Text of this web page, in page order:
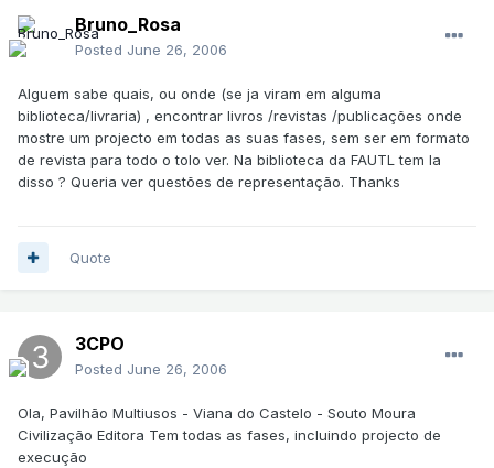
Bruno_Rosa
Posted June 26, 2006
Alguem sabe quais, ou onde (se ja viram em alguma
biblioteca/livraria) , encontrar livros /revistas /publicações onde
mostre um projecto em todas as suas fases, sem ser em formato
de revista para todo o tolo ver. Na biblioteca da FAUTL tem la
disso ? Queria ver questões de representação. Thanks
Quote
3CPO
Posted June 26, 2006
Ola, Pavilhão Multiusos - Viana do Castelo - Souto Moura
Civilização Editora Tem todas as fases, incluindo projecto de
execução